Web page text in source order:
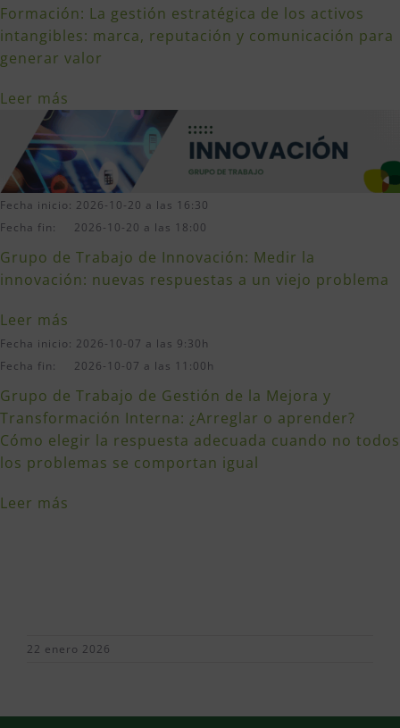
Formación: La gestión estratégica de los activos
intangibles: marca, reputación y comunicación para
generar valor
Leer más
Fecha inicio: 2026-10-20 a las 16:30
Fecha fin: 2026-10-20 a las 18:00
Grupo de Trabajo de Innovación: Medir la
innovación: nuevas respuestas a un viejo problema
Leer más
Fecha inicio: 2026-10-07 a las 9:30h
Fecha fin: 2026-10-07 a las 11:00h
Grupo de Trabajo de Gestión de la Mejora y
Transformación Interna: ¿Arreglar o aprender?
Cómo elegir la respuesta adecuada cuando no todos
los problemas se comportan igual
Leer más
22 enero 2026